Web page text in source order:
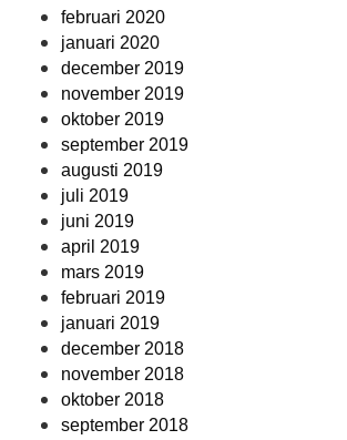
februari 2020
januari 2020
december 2019
november 2019
oktober 2019
september 2019
augusti 2019
juli 2019
juni 2019
april 2019
mars 2019
februari 2019
januari 2019
december 2018
november 2018
oktober 2018
september 2018